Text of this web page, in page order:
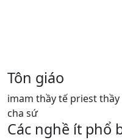
Tôn giáo
imam thầy tế priest
cha sứ
Các nghề ít phổ